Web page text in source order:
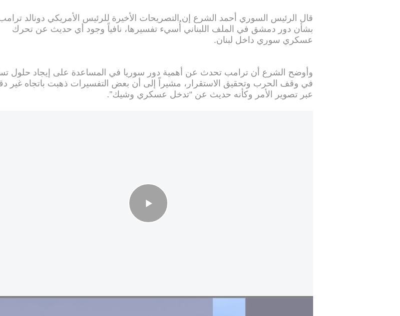
قال الرئيس السوري أحمد الشرع إن التصريحات الأخيرة للرئيس الأمريكي دونالد
بشأن دور دمشق في الملف اللبناني أُسيء تفسيرها، نافياً وجود أي حديث عن تحرك
عسكري سوري داخل لبنان.
وأوضح الشرع أن ترامب تحدث عن أهمية دور سوريا في المساعدة على إيجاد حلول
في وقف الحرب وتحقيق الاستقرار، مشيراً إلى أن بعض التفسيرات ذهبت باتجاه غير
عبر تصوير الأمر وكأنه حديث عن “تدخل عسكري وشيك”.